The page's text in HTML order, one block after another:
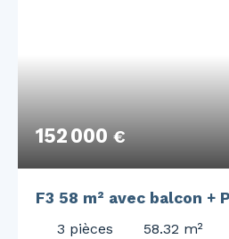
152 000 €
F3 58 m² avec balcon +
m² + cour commune
3 pièces 58.32 m²